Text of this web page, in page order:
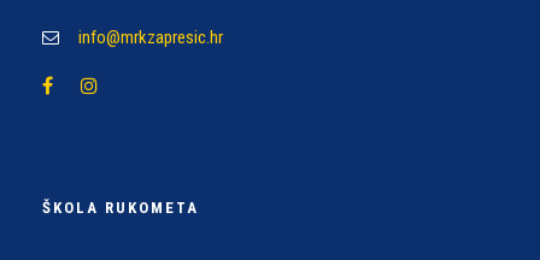
info@mrkzapresic.hr
ŠKOLA RUKOMETA